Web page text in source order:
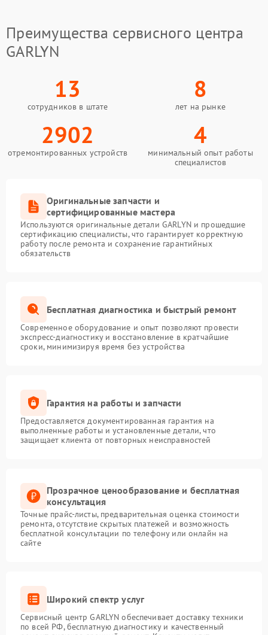
Преимущества сервисного центра
GARLYN
13
сотрудников в штате
8
лет на рынке
2902
отремонтированных устройств
4
минимальный опыт работы
специалистов
Оригинальные запчасти и
сертифицированные мастера
Используются оригинальные детали GARLYN и прошедшие
сертификацию специалисты, что гарантирует корректную
работу после ремонта и сохранение гарантийных
обязательств
Бесплатная диагностика и быстрый ремонт
Современное оборудование и опыт позволяют провести
экспресс-диагностику и восстановление в кратчайшие
сроки, минимизируя время без устройства
Гарантия на работы и запчасти
Предоставляется документированная гарантия на
выполненные работы и установленные детали, что
защищает клиента от повторных неисправностей
Прозрачное ценообразование и бесплатная
консультация
Точные прайс-листы, предварительная оценка стоимости
ремонта, отсутствие скрытых платежей и возможность
бесплатной консультации по телефону или онлайн на
сайте
Широкий спектр услуг
Сервисный центр GARLYN обеспечивает доставку техники
по всей РФ, бесплатную диагностику и качественный